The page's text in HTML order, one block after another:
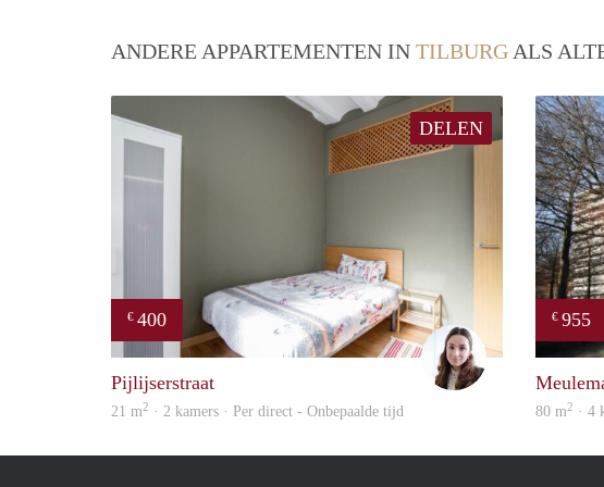
ANDERE APPARTEMENTEN IN TILBURG ALS
DELEN
€ 400
Pijlijserstraat
21 m2 · 2 kamers · Per direct - Onbepaalde tijd
€ 955
80 m2 · 4